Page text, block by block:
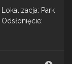
Park